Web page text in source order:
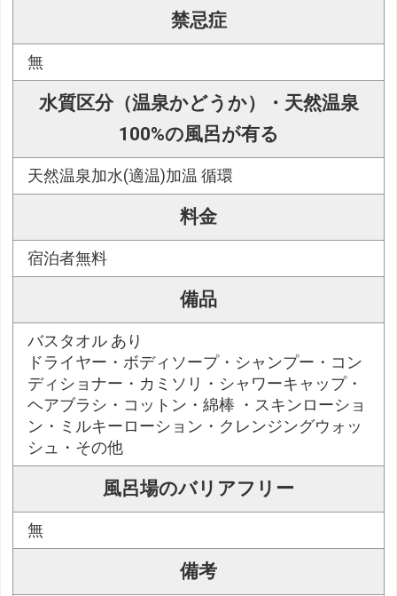
禁忌症
無
水質区分（温泉かどうか）・天然温泉
100%の風呂が有る
天然温泉加水(適温)加温 循環
料金
宿泊者無料
備品
バスタオル あり
ドライヤー・ボディソープ・シャンプー・コン
ディショナー・カミソリ・シャワーキャップ・
ヘアブラシ・コットン・綿棒 ・スキンローショ
ン・ミルキーローション・クレンジングウォッ
シュ・その他
風呂場のバリアフリー
無
備考